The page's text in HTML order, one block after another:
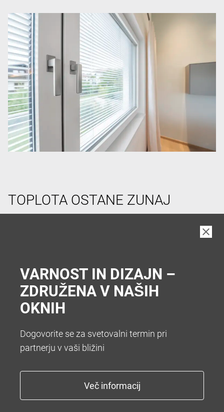
TOPLOTA OSTANE ZUNAJ
prostor v hiši. Da vam zato ni treba hoditi v klet vam
zatemnitev z roletami ali optimalno zatemnitev z
zunanjimi žaluzijami.
KONEC Z NADLEŽNIM
VARNOST IN DIZAJN –
ZDRUŽENA V NAŠIH
OKNIH
Dogovorite se za svetovalni termin pri
partnerju v vaši bližini